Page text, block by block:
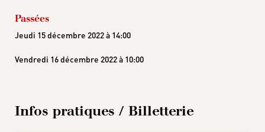
Passées
Jeudi 15 décembre 2022 à 14:00
Vendredi 16 décembre 2022 à 10:00
Infos pratiques / Billetterie